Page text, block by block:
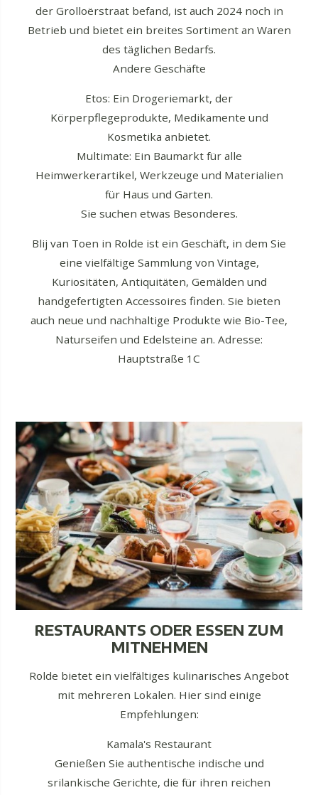
der Grolloërstraat befand, ist auch 2024 noch in
Betrieb und bietet ein breites Sortiment an Waren
des täglichen Bedarfs.
Andere Geschäfte
Etos: Ein Drogeriemarkt, der
Körperpflegeprodukte, Medikamente und
Kosmetika anbietet.
Multimate: Ein Baumarkt für alle
Heimwerkerartikel, Werkzeuge und Materialien
für Haus und Garten.
Sie suchen etwas Besonderes.
Blij van Toen in Rolde ist ein Geschäft, in dem Sie
eine vielfältige Sammlung von Vintage,
Kuriositäten, Antiquitäten, Gemälden und
handgefertigten Accessoires finden. Sie bieten
auch neue und nachhaltige Produkte wie Bio-Tee,
Naturseifen und Edelsteine an. Adresse:
Hauptstraße 1C
RESTAURANTS ODER ESSEN ZUM
MITNEHMEN
Rolde bietet ein vielfältiges kulinarisches Angebot
mit mehreren Lokalen. Hier sind einige
Empfehlungen:
Kamala's Restaurant
Genießen Sie authentische indische und
srilankische Gerichte, die für ihren reichen